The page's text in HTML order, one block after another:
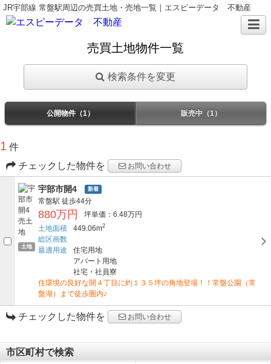
JR宇部線 常盤駅周辺の売買土地・売地一覧｜エスピーデータ 不動産
売買土地物件一覧
検索条件を変更
公開物件（1） 販売中（1）
1 件
チェックした物件を
お問い合わせ
土地
宇部市開4 新着
常盤駅 徒歩44分
880万円
坪単価：6.48万円
土地面積
449.06m2
総区画数
最適用途
住宅用地
アパート用地
社宅・社員寮
住環境の良好な開４丁目に約１３５坪の角地登場！！常盤公園（常
盤湖）まで徒歩圏内♪
チェックした物件を お問い合わせ
市区町村で検索